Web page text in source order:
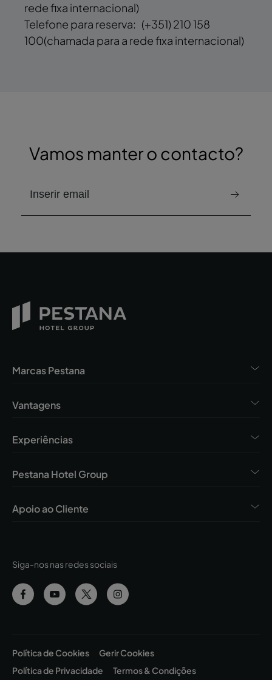
rede fixa internacional)
Telefone para reserva: (+351) 210 158
100(chamada para a rede fixa internacional)
Vamos manter o contacto?
e-mail para receber a newsletter
Siga-nos nas redes sociais
Marcas Pestana
Vantagens
Experiências
Pestana Hotel Group
Apoio ao Cliente
Política de Cookies
Gerir Cookies
Política de Privacidade
Termos & Condições